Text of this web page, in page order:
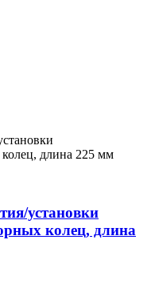
установки
колец, длина